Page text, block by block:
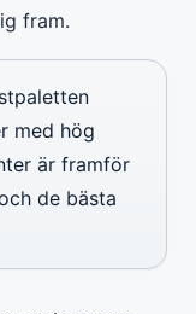
fram.
med hög
är framför
de bästa